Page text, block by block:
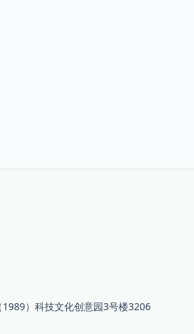
）科技文化创意园3号楼3206